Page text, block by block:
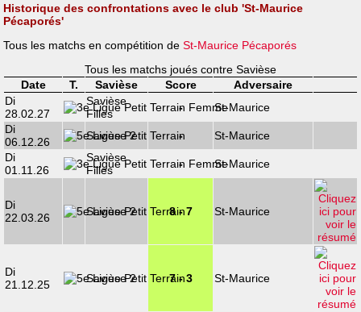
Historique des confrontations avec le club 'St-Maurice
Pécaporés'
Tous les matchs en compétition de St-Maurice Pécaporés
Tous les matchs joués contre Savièse
Date
T. Savièse Score
Adversaire
Di
28.02.27
Savièse
Filles
-
St-Maurice
Di
06.12.26
Savièse 2 -
St-Maurice
Di
01.11.26
Savièse
Filles
- St-Maurice
Di
22.03.26
Savièse 2 8 - 7 St-Maurice
Di
21.12.25
Savièse 2 7 - 3 St-Maurice